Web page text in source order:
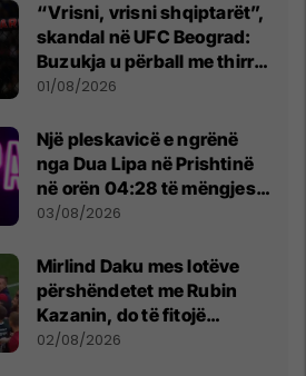
“Vrisni, vrisni shqiptarët”,
skandal në UFC Beograd:
Buzukja u përball me thirrje
anti-shqiptare nga
01/08/2026
Një pleskavicë e ngrënë
nga Dua Lipa në Prishtinë
në orën 04:28 të mëngjesit
- dhe bota digjitale serbe
03/08/2026
Mirlind Daku mes lotëve
përshëndetet me Rubin
Kazanin, do të fitojë
miliona te Spartak Moska
02/08/2026